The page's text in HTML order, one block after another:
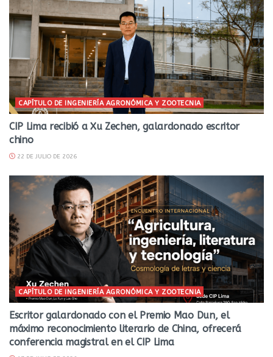
CAPÍTULO DE INGENIERÍA AGRONÓMICA Y ZOOTECNIA
CIP Lima recibió a Xu Zechen, galardonado escritor
chino
22 DE JULIO DE 2026
CAPÍTULO DE INGENIERÍA AGRONÓMICA Y ZOOTECNIA
Escritor galardonado con el Premio Mao Dun, el
máximo reconocimiento literario de China, ofrecerá
conferencia magistral en el CIP Lima